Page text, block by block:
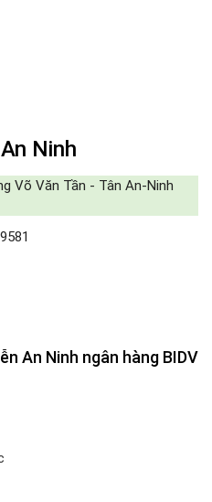
Ninh
Võ Văn Tần - Tân An-Ninh
An Ninh ngân hàng BIDV